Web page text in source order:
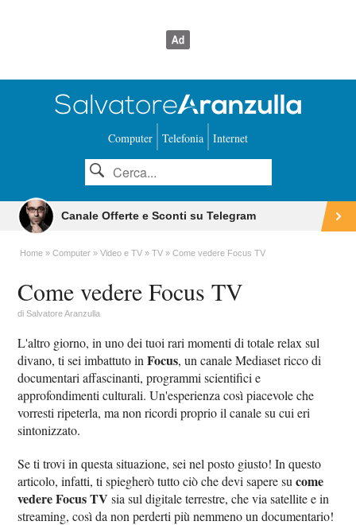
Computer Telefonia Internet
Canale Offerte e Sconti su Telegram
Home Computer Video e TV TV Come vedere Focus TV
Come vedere Focus TV
diSalvatore Aranzulla
L'altro giorno, in uno dei tuoi rari momenti di totale relax sul
divano, ti sei imbattuto inFocus, un canale Mediaset ricco di
documentari affascinanti, programmi scientifici e
approfondimenti culturali. Un'esperienza così piacevole che
vorresti ripeterla, ma non ricordi proprio il canale su cui eri
sintonizzato.
Se ti trovi in questa situazione, sei nel posto giusto! In questo
articolo, infatti, ti spiegherò tutto ciò che devi sapere sucome
vedere Focus TV sia sul digitale terrestre, che via satellite e in
streaming, così da non perderti più nemmeno un documentario!